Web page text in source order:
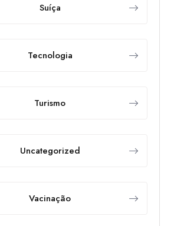
Suíça
Tecnologia
Turismo
Uncategorized
Vacinação